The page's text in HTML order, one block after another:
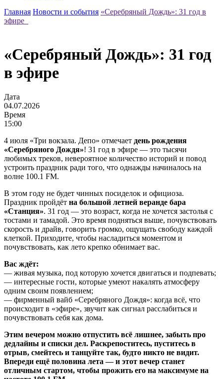
Главная Новости и события «Серебряный Дождь»: 31 год в
эфире
«Серебряный Дождь»: 31 год
в эфире
Дата
04.07.2026
Время
15:00
4 июля «Три вокзала. Депо» отмечает день рождения
«Серебряного Дождя»! 31 год в эфире — это тысячи
любимых треков, невероятное количество историй и повод
устроить праздник ради того, что однажды начиналось на
волне 100.1 FM.
В этом году не будет чинных посиделок и официоза.
Праздник пройдёт на большой летней веранде бара
«Станция». 31 год — это возраст, когда не хочется застолья с
тостами и тамадой. Это время подняться выше, почувствовать
скорость и драйв, говорить громко, ощущать свободу каждой
клеткой. Приходите, чтобы насладиться моментом и
почувствовать, как лето крепко обнимает вас.
Вас ждёт:
— живая музыка, под которую хочется двигаться и подпевать;
— интересные гости, которые умеют накалять атмосферу
одним своим появлением;
— фирменный вайб «Серебряного Дождя»: когда всё, что
происходит в «эфире», звучит как сигнал расслабиться и
почувствовать себя как дома.
Этим вечером можно отпустить всё лишнее, забыть про
дедлайны и списки дел. Раскрепоститесь, пуститесь в
отрыв, смейтесь и танцуйте так, будто никто не видит.
Впереди ещё половина лета — и этот вечер станет
отличным стартом, чтобы прожить его на максимуме на